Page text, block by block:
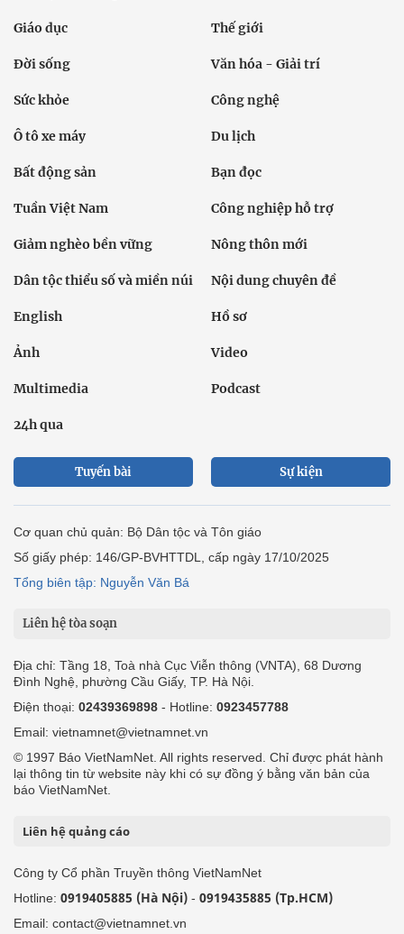
Giáo dục Thế giới
Đời sống Văn hóa - Giải trí
Sức khỏe Công nghệ
Ô tô xe máy Du lịch
Bất động sản Bạn đọc
Tuần Việt Nam Công nghiệp hỗ trợ
Giảm nghèo bền vững Nông thôn mới
Dân tộc thiểu số và miền núi Nội dung chuyên đề
English Hồ sơ
Ảnh Video
Multimedia Podcast
24h qua
Tuyến bài Sự kiện
Cơ quan chủ quản: Bộ Dân tộc và Tôn giáo
Số giấy phép: 146/GP-BVHTTDL, cấp ngày 17/10/2025
Tổng biên tập: Nguyễn Văn Bá
Liên hệ tòa soạn
Địa chỉ: Tầng 18, Toà nhà Cục Viễn thông (VNTA), 68 Dương
Đình Nghệ, phường Cầu Giấy, TP. Hà Nội.
Điện thoại: 02439369898 - Hotline: 0923457788
Email: vietnamnet@vietnamnet.vn
© 1997 Báo VietNamNet. All rights reserved. Chỉ được phát hành
lại thông tin từ website này khi có sự đồng ý bằng văn bản của
báo VietNamNet.
Liên hệ quảng cáo
Công ty Cổ phần Truyền thông VietNamNet
Hotline: 0919405885 (Hà Nội) - 0919435885 (Tp.HCM)
Email: contact@vietnamnet.vn